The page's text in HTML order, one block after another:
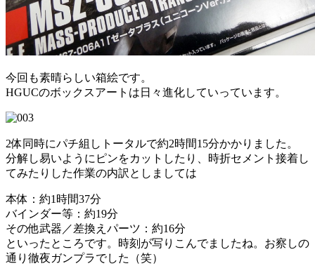
今回も素晴らしい箱絵です。
HGUCのボックスアートは日々進化していっています。
2体同時にパチ組しトータルで約2時間15分かかりました。
分解し易いようにピンをカットしたり、時折セメント接着し
てみたりした作業の内訳としましては
本体：約1時間37分
バインダー等：約19分
その他武器／差換えパーツ：約16分
といったところです。時刻が写りこんでましたね。お察しの
通り徹夜ガンプラでした（笑）